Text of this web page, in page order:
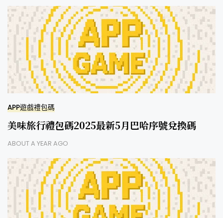
APP遊戲禮包碼
美味旅行禮包碼2025最新5月巴哈序號兌換碼
ABOUT A YEAR AGO